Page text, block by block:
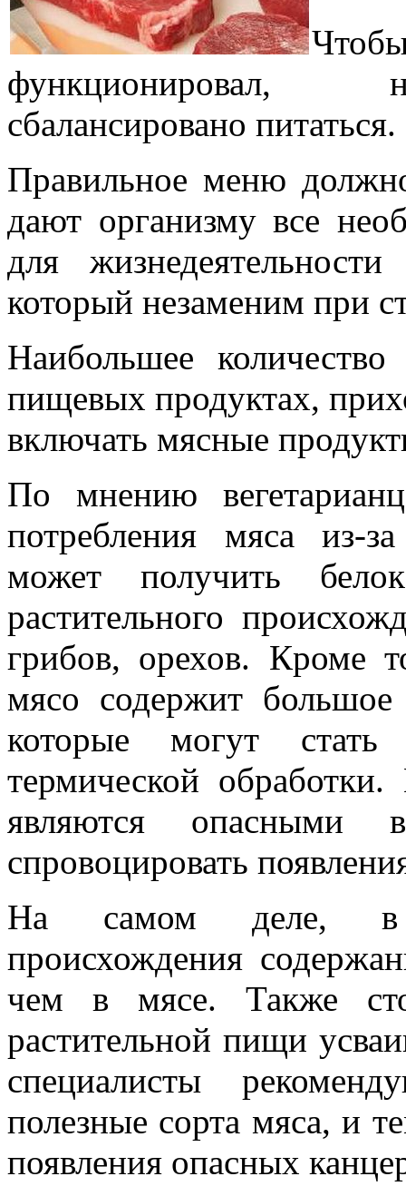
функционировал,
сбалансировано питаться.
Правильное меню
дают организму все
для
который незаменим при
Наибольшее
пищевых продуктах,
включать мясные
По мнению
потребления мяса из-
может получить
растительного
грибов, орехов. Кроме
мясо содержит большое
которые могут стать
термической
являются опасными
спровоцировать
На самом деле, в
происхождения
чем в мясе. Также
растительной пищи
специалисты
полезные сорта мяса, и
появления опасных